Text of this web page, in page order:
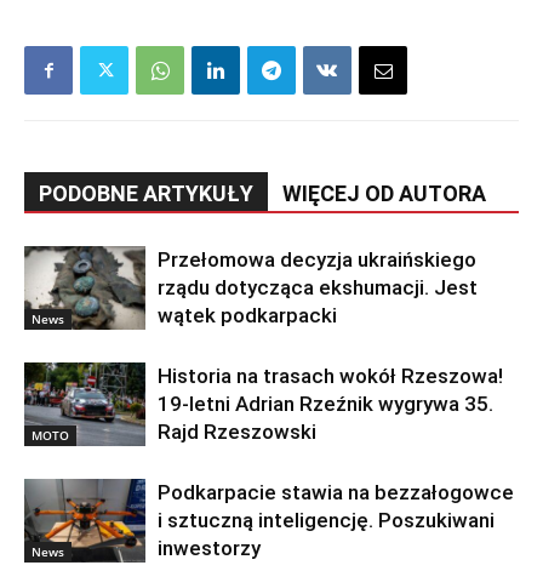
PODOBNE ARTYKUŁY WIĘCEJ OD AUTORA
News
Przełomowa decyzja ukraińskiego
rządu dotycząca ekshumacji. Jest
wątek podkarpacki
MOTO
Historia na trasach wokół Rzeszowa!
19-letni Adrian Rzeźnik wygrywa 35.
Rajd Rzeszowski
News
Podkarpacie stawia na bezzałogowce
i sztuczną inteligencję. Poszukiwani
inwestorzy